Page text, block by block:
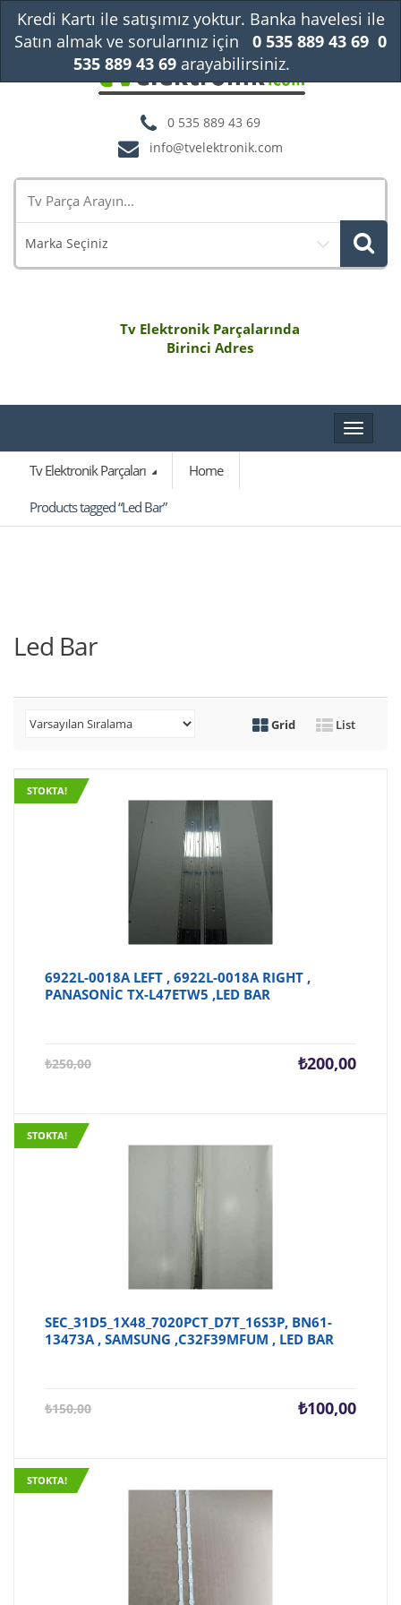
0 535 889 43 69
info@tvelektronik.com
Marka Seçiniz
Tv Elektronik Parçalarında
Birinci Adres
Toggle
Tv Elektronik Parçaları
Home
Products tagged “Led Bar”
Led Bar
Grid List
STOKTA!
6922L-0018A LEFT , 6922L-0018A RIGHT ,
PANASONİC TX-L47ETW5 ,LED BAR
₺250,00 ₺200,00
Şu
STOKTA!
SEC_31D5_1X48_7020PCT_D7T_16S3P, BN61-
13473A , SAMSUNG ,C32F39MFUM , LED BAR
₺150,00 ₺100,00
Şu
STOKTA!
Kredi Kartı ile satışımız yoktur. Banka havelesi ile
Satın almak ve sorularınız için
0 535 889 43 69 0
535 889 43 69arayabilirsiniz.